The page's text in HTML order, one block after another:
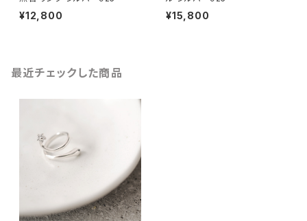
¥12,800 ¥15,800
最近チェックした商品